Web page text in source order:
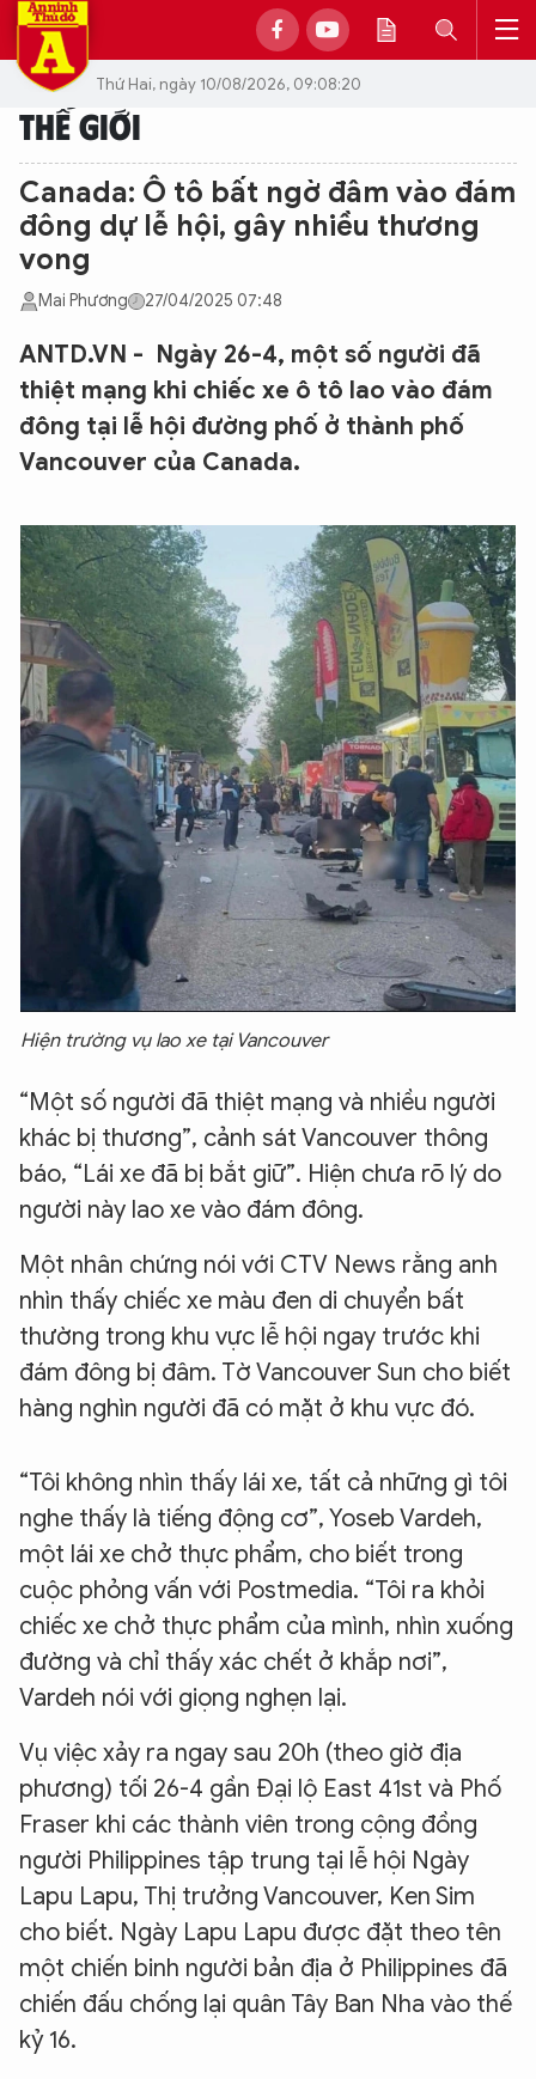
Thứ Hai, ngày 10/08/2026, 09:08:20
THẾ GIỚI
Canada: Ô tô bất ngờ đâm vào đám
đông dự lễ hội, gây nhiều thương
vong
Mai Phương 27/04/2025 07:48
ANTD.VN - Ngày 26-4, một số người đã
thiệt mạng khi chiếc xe ô tô lao vào đám
đông tại lễ hội đường phố ở thành phố
Vancouver của Canada.
Hiện trường vụ lao xe tại Vancouver
“Một số người đã thiệt mạng và nhiều người
khác bị thương”, cảnh sát Vancouver thông
báo, “Lái xe đã bị bắt giữ”. Hiện chưa rõ lý do
người này lao xe vào đám đông.
Một nhân chứng nói với CTV News rằng anh
nhìn thấy chiếc xe màu đen di chuyển bất
thường trong khu vực lễ hội ngay trước khi
đám đông bị đâm. Tờ Vancouver Sun cho biết
hàng nghìn người đã có mặt ở khu vực đó.
“Tôi không nhìn thấy lái xe, tất cả những gì tôi
nghe thấy là tiếng động cơ”, Yoseb Vardeh,
một lái xe chở thực phẩm, cho biết trong
cuộc phỏng vấn với Postmedia. “Tôi ra khỏi
chiếc xe chở thực phẩm của mình, nhìn xuống
đường và chỉ thấy xác chết ở khắp nơi”,
Vardeh nói với giọng nghẹn lại.
Vụ việc xảy ra ngay sau 20h (theo giờ địa
phương) tối 26-4 gần Đại lộ East 41st và Phố
Fraser khi các thành viên trong cộng đồng
người Philippines tập trung tại lễ hội Ngày
Lapu Lapu, Thị trưởng Vancouver, Ken Sim
cho biết. Ngày Lapu Lapu được đặt theo tên
một chiến binh người bản địa ở Philippines đã
chiến đấu chống lại quân Tây Ban Nha vào thế
kỷ 16.